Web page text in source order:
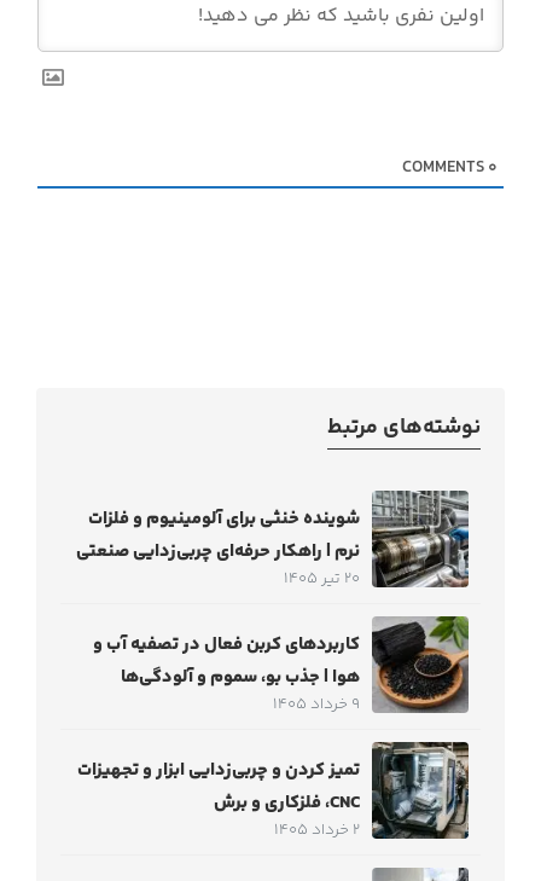
0
نوشته‌های مرتبط
شوینده خنثی برای آلومینیوم و فلزات
نرم | راهکار حرفه‌ای چربی‌زدایی صنعتی
20 تیر 1405
کاربردهای کربن فعال در تصفیه آب و
هوا | جذب بو، سموم و آلودگی‌ها
9 خرداد 1405
تمیز کردن و چربی‌زدایی ابزار و تجهیزات
CNC، فلزکاری و برش
2 خرداد 1405